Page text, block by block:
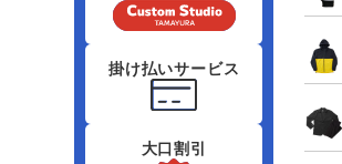
掛け払いサービス
大口割引